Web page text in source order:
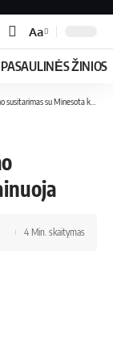
Aa
PASAULINĖS ŽINIOS
su Minesota kainuoja
4 Min. skaitymas